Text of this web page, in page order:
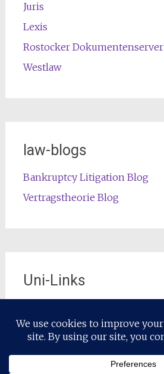
Juris
Lexis
Rostocker Dokumentenserver
Westlaw
law-blogs
Bankruptcy Litigation Blog
Vertragstheorie Blog
Uni-Links